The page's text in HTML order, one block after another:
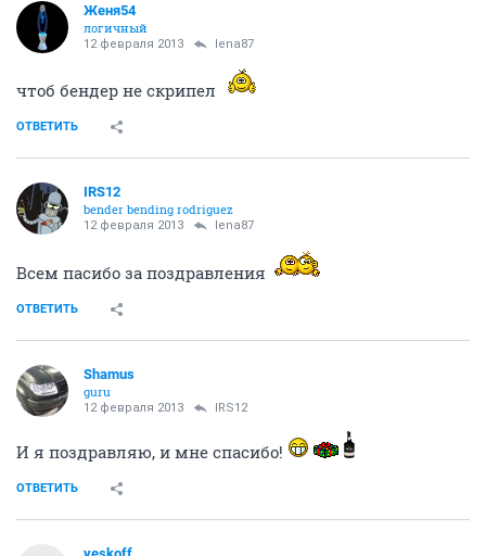
Женя54
логичный
12 февраля 2013 lena87
чтоб бендер не скрипел
ОТВЕТИТЬ
IRS12
bender bending rodriguez
12 февраля 2013 lena87
Всем пасибо за поздравления
ОТВЕТИТЬ
Shamus
guru
12 февраля 2013 IRS12
И я поздравляю, и мне спасибо!
ОТВЕТИТЬ